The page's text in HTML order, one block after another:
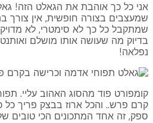
כל כך אוהבת את הגאלט הזה!
בצורה חופשית, אין צורך
כל כך לא סימטרי, לא מדויק,
מה שעושה אותו מושלם ואותנטי.
פוד מהסוג האהוב עליי.
פרש.. והכל ארוז בבצק פריך כל
זה אחד המתכונים הכי טובים